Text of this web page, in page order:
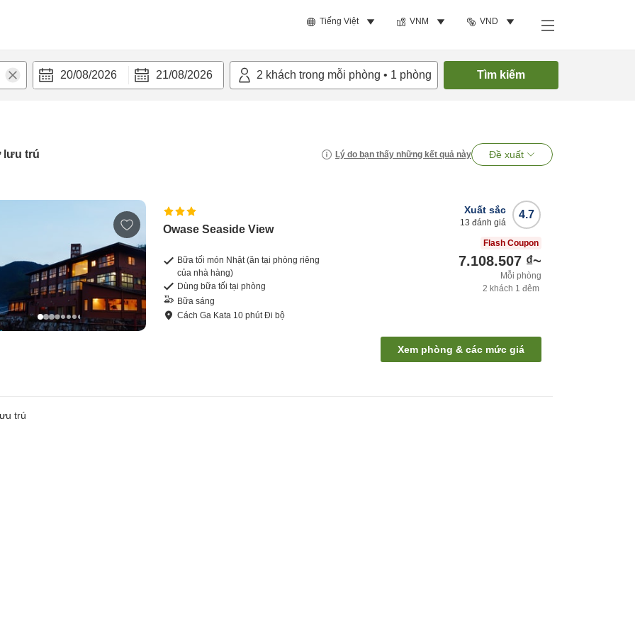
Tiếng Việt VNM VND
20/08/2026 21/08/2026 2 khách trong mỗi phòng • 1 phòng Tìm kiếm
lưu trú Lý do bạn thấy những kết quả này Đề xuất
Owase Seaside View
Bữa tối món Nhật (ăn tại phòng riêng
của nhà hàng)
Dùng bữa tối tại phòng
Bữa sáng
CáchGa Kata 10 phútĐi bộ
4.7
Xuất sắc
13 đánh giá
Flash Coupon
7.108.507 ₫~
Mỗi phòng
2 khách 1 đêm
Xem phòng & các mức giá
trú